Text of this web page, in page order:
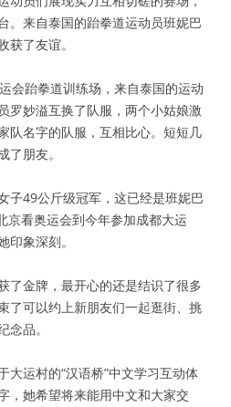
。来自泰国的跆拳道运动员班妮巴
获了友谊。
会跆拳道训练场，来自泰国的运动
罗妙溢互换了队服，两个小姑娘激
队名字的队服，互相比心。短短几
了朋友。
子49公斤级冠军，这已经是班妮巴
京看奥运会到今年参加成都大运
印象深刻。
了金牌，最开心的还是结识了很多
了可以约上新朋友们一起逛街、挑
品。
大运村的“汉语桥”中文学习互动体
，她希望将来能用中文和大家交